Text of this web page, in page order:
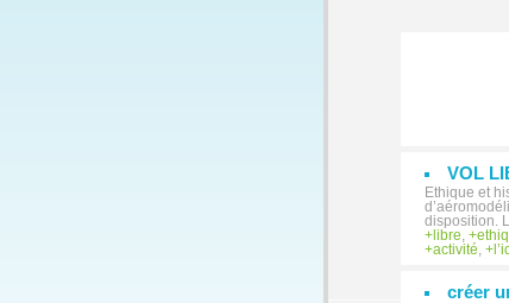
VOL
Ethique et
disposition.
libre
activité
créer